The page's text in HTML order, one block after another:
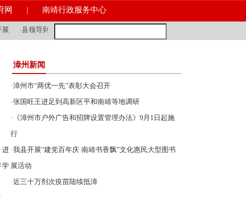
网 | 南靖行政服务中心
研意识形态工作
进
学
漳州新闻
·漳州市“两优一先”表彰大会召开
·张国旺王进足到高新区平和南靖等地调研
· 《漳州市户外广告和招牌设置管理办法》9月1日起施
行
·我县开展“建党百年庆 南靖书香飘”文化惠民大型图书
展活动
·近三十万剂次疫苗陆续抵漳